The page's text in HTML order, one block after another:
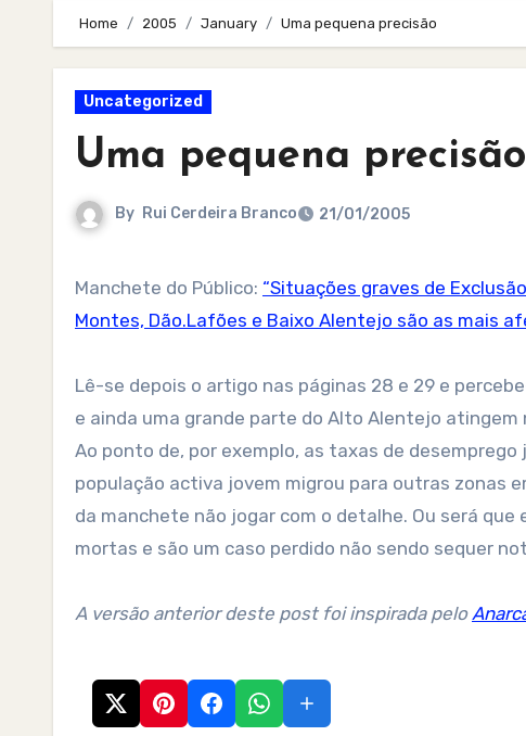
Home 2005 January Uma pequena precisão
Uncategorized
Uma pequena precisão
By Rui Cerdeira Branco 21/01/2005
Manchete do Público: “Situações graves de
Montes, Dão.Lafões e Baixo Alentejo são as mais
Lê-se depois o artigo nas páginas 28 e 29 e
e ainda uma grande parte do Alto Alentejo atingem
Ao ponto de, por exemplo, as taxas de
população activa jovem migrou para outras zonas
da manchete não jogar com o detalhe. Ou será
mortas e são um caso perdido não sendo sequer
A versão anterior deste post foi inspirada pelo